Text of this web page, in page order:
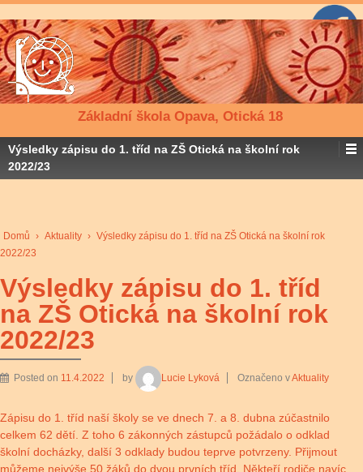
Základní škola Opava, Otická 18
Výsledky zápisu do 1. tříd na ZŠ Otická na školní rok
2022/23
Domů › Aktuality › Výsledky zápisu do 1. tříd na ZŠ Otická na školní rok
2022/23
Výsledky zápisu do 1. tříd
na ZŠ Otická na školní rok
2022/23
Posted on 11.4.2022 by Lucie Lyková Označeno vAktuality
Zápisu do 1. tříd naší školy se ve dnech 7. a 8. dubna zúčastnilo
celkem 62 dětí. Z toho 6 zákonných zástupců požádalo o odklad
školní docházky, další 3 odklady budou teprve potvrzeny. Přijmout
můžeme nejvýše 50 žáků do dvou prvních tříd. Někteří rodiče navíc